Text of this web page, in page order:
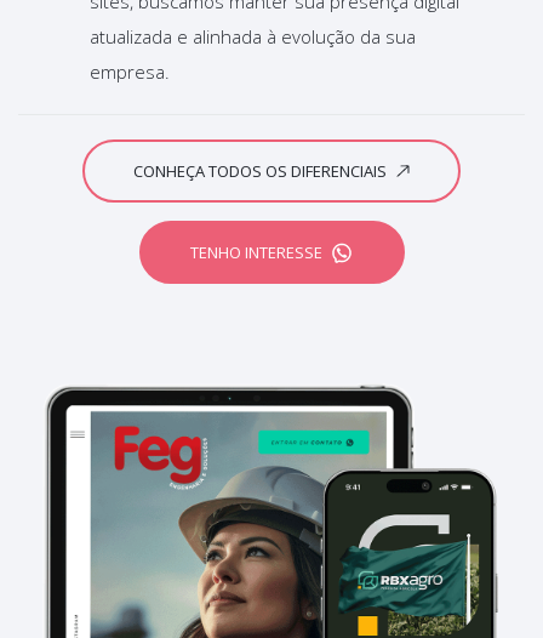
atualizada e alinhada à evolução da sua
empresa.
CONHEÇA TODOS OS DIFERENCIAIS
TENHO INTERESSE